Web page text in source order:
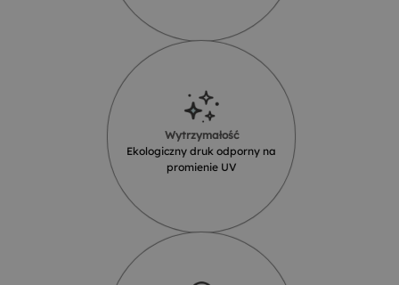
Wytrzymałość
Ekologiczny druk odporny na
promienie UV